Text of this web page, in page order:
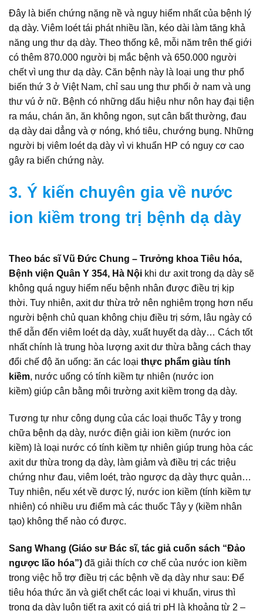
Đây là biến chứng nặng nề và nguy hiểm nhất của bệnh lý
dạ dày. Viêm loét tái phát nhiều lần, kéo dài làm tăng khả
năng ung thư dạ dày. Theo thống kê, mỗi năm trên thế giới
có thêm 870.000 người bị mắc bệnh và 650.000 người
chết vì ung thư dạ dày. Căn bệnh này là loại ung thư phổ
biến thứ 3 ở Việt Nam, chỉ sau ung thư phổi ở nam và ung
thư vú ở nữ. Bệnh có những dấu hiệu như nôn hay đại tiện
ra máu, chán ăn, ăn không ngon, sụt cân bất thường, đau
dạ dày dai dẳng và ợ nóng, khó tiêu, chướng bụng. Những
người bị viêm loét dạ dày vì vi khuẩn HP có nguy cơ cao
gây ra biến chứng này.
3. Ý kiến chuyên gia về nước
ion kiềm trong trị bệnh dạ dày
Theo bác sĩ Vũ Đức Chung – Trưởng khoa Tiêu hóa,
Bệnh viện Quân Y 354, Hà Nội khi dư axit trong dạ dày sẽ
không quá nguy hiểm nếu bệnh nhân được điều trị kịp
thời. Tuy nhiên, axit dư thừa trở nên nghiêm trọng hơn nếu
người bệnh chủ quan không chịu điều trị sớm, lâu ngày có
thể dẫn đến viêm loét dạ dày, xuất huyết dạ dày… Cách tốt
nhất chính là trung hòa lượng axit dư thừa bằng cách thay
đổi chế độ ăn uống: ăn các loại thực phẩm giàu tính
kiềm, nước uống có tính kiềm tự nhiên (nước ion
kiềm) giúp cân bằng môi trường axit kiềm trong dạ dày.
Tương tự như công dụng của các loại thuốc Tây y trong
chữa bệnh dạ dày, nước điện giải ion kiềm (nước ion
kiềm) là loại nước có tính kiềm tự nhiên giúp trung hòa các
axit dư thừa trong dạ dày, làm giảm và điều trị các triệu
chứng như đau, viêm loét, trào ngược dạ dày thực quản…
Tuy nhiên, nếu xét về dược lý, nước ion kiềm (tính kiềm tự
nhiên) có nhiều ưu điểm mà các thuốc Tây y (kiềm nhân
tạo) không thể nào có được.
Sang Whang (Giáo sư Bác sĩ, tác giả cuốn sách “Đảo
ngược lão hóa”) đã giải thích cơ chế của nước ion kiềm
trong việc hỗ trợ điều trị các bệnh về dạ dày như sau: Để
tiêu hóa thức ăn và giết chết các loại vi khuẩn, virus thì
trong dạ dày luôn tiết ra axit có giá trị pH là khoảng từ 2 –